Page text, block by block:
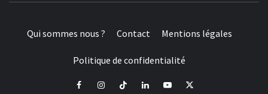
Qui sommes nous ? Contact Mentions légales
Politique de confidentialité
FacebookInstagramTiktok LinkedInYoutube
X